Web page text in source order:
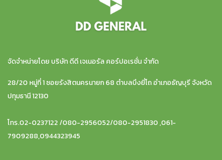
จัดจำหน่ายโดย บริษัท ดีดี เจเนอรัล คอร์ปอเรชั่น จำกัด
28/20 หมู่ที่ 1 ซอยรังสิตนครนายก 68 ตำบลบึงยี่โถ อำเภอธัญบุรี จังหวัด
ปทุมธานี 12130
โทร.02-0237122 /080-2956052/080-2951830 ,061-
7909288,0944323945